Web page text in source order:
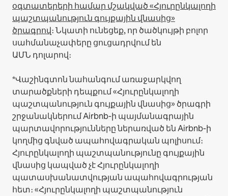
օգտատերերի համար մշակված «Հյուրընկալողի
պաշտպանություն գույքային վնասից»
ծրագրով։ Նկատի ունեցեք, որ ծածկույթի բոլոր
սահմանաչափերը ցուցադրվում են
ԱՄՆ դոլարով։
*Վաշինգտոն նահանգում առաջարկվող
տարածքների դեպքում «Հյուրընկալողի
պաշտպանություն գույքային վնասից» ծրագրի
շրջանակներում Airbnb-ի պայմանագրային
պարտավորությունները ներառված են Airbnb-ի
կողմից գնված ապահովագրական պոլիսում։
Հյուրընկալողի պաշտպանությունը գույքային
վնասից կապված չէ Հյուրընկալողի
պատասխանատվության ապահովագրության
հետ։ «Հյուրընկալողի պաշտպանություն